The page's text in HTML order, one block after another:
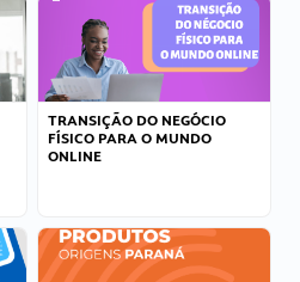
TRANSIÇÃO DO NEGÓCIO
FÍSICO PARA O MUNDO
ONLINE